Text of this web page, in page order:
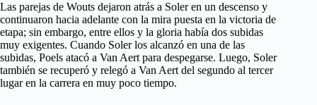
Las parejas de Wouts dejaron atrás a Soler en un descenso y
continuaron hacia adelante con la mira puesta en la victoria de
etapa; sin embargo, entre ellos y la gloria había dos subidas
muy exigentes. Cuando Soler los alcanzó en una de las
subidas, Poels atacó a Van Aert para despegarse. Luego, Soler
también se recuperó y relegó a Van Aert del segundo al tercer
lugar en la carrera en muy poco tiempo.